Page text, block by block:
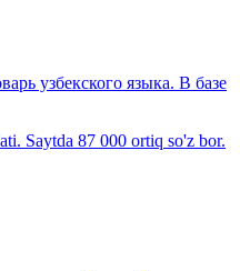
узбекского языка. В базе
Saytda 87 000 ortiq so'z bor.